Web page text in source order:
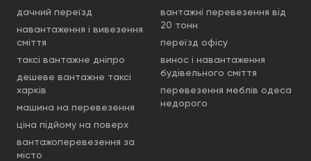
дачний переїзд
навантаження і вивезення
сміття
таксі вантажне дніпро
дешеве вантажне таксі
харків
машина на перевезення
ціна підйому на поверх
вантажоперевезення за
місто
вантажні перевезення від
20 тонн
переїзд офісу
винос і навантаження
будівельного сміття
перевезення меблів одеса
недорого